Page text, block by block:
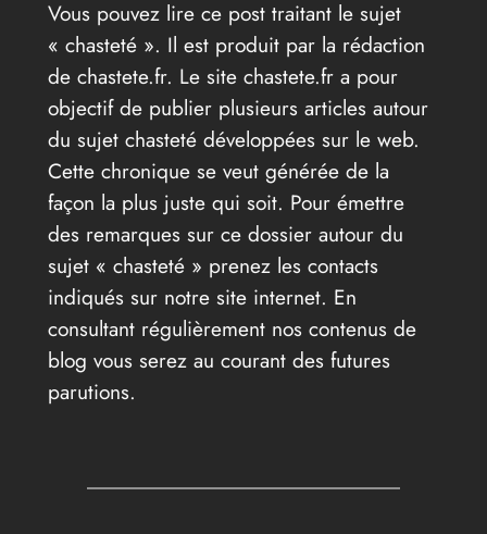
Vous pouvez lire ce post traitant le sujet
« chasteté ». Il est produit par la rédaction
de chastete.fr. Le site chastete.fr a pour
objectif de publier plusieurs articles autour
du sujet chasteté développées sur le web.
Cette chronique se veut générée de la
façon la plus juste qui soit. Pour émettre
des remarques sur ce dossier autour du
sujet « chasteté » prenez les contacts
indiqués sur notre site internet. En
consultant régulièrement nos contenus de
blog vous serez au courant des futures
parutions.